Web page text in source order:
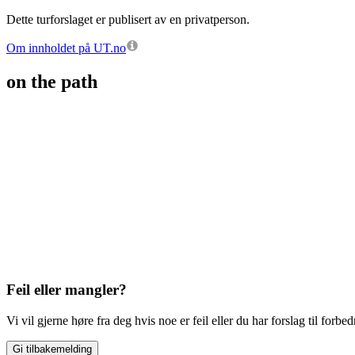
Dette turforslaget er publisert av en privatperson.
Om innholdet på UT.no
on the path
Feil eller mangler?
Vi vil gjerne høre fra deg hvis noe er feil eller du har forslag til
Gi tilbakemelding